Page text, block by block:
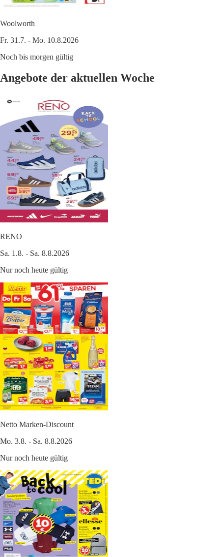
Woolworth
Fr. 31.7. - Mo. 10.8.2026
Noch bis morgen gültig
Angebote der aktuellen Woche
RENO
Sa. 1.8. - Sa. 8.8.2026
Nur noch heute gültig
Netto Marken-Discount
Mo. 3.8. - Sa. 8.8.2026
Nur noch heute gültig